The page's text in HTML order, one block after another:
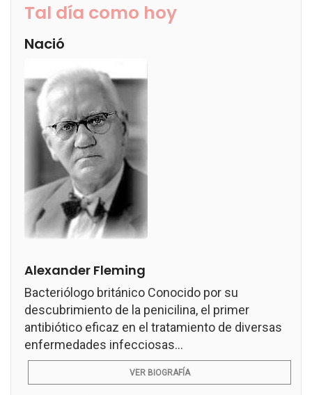
Tal día como hoy
Nació
Alexander Fleming
Bacteriólogo británico Conocido por su
descubrimiento de la penicilina, el primer
antibiótico eficaz en el tratamiento de diversas
enfermedades infecciosas...
VER BIOGRAFÍA